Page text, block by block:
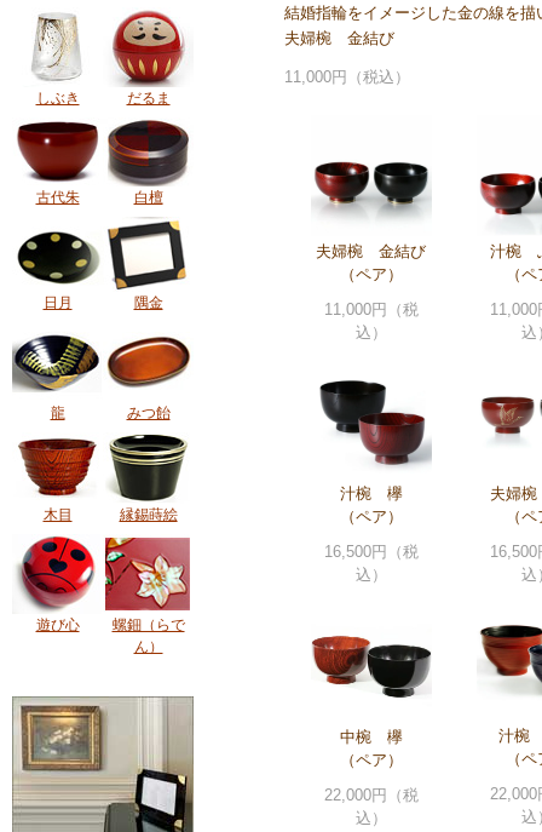
しぶき だるま
古代朱 白檀
日月 隅金
龍 みつ飴
木目 縁錫蒔絵
遊び心
螺鈿（らで
ん）
結婚指輪をイメージした金の線を描
夫婦椀 金結び
11,000円（税込）
夫婦椀 金結び
（ペア）
11,000円（税
込）
汁椀
（
11,000
込
汁椀 欅
（ペア）
16,500円（税
込）
夫婦
（
16,500
込
中椀 欅
（ペア）
22,000円（税
込）
汁椀
（
22,000
込